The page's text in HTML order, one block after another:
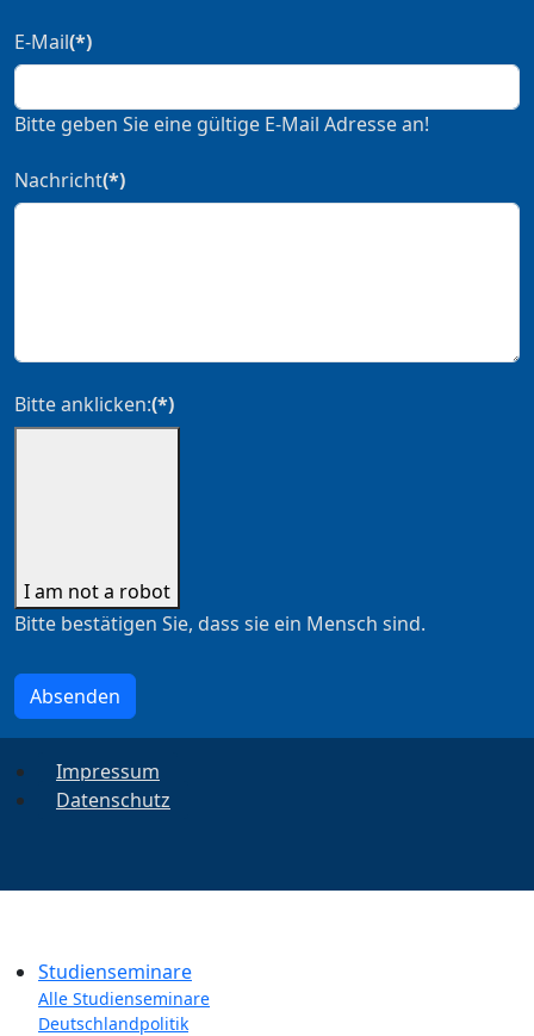
E-Mail(*)
Bitte geben Sie eine gültige E-Mail Adresse an!
Nachricht(*)
Bitte anklicken:(*)
I am not a robot
Bitte bestätigen Sie, dass sie ein Mensch sind.
Absenden
Impressum
Datenschutz
Studienseminare
Alle Studienseminare
Deutschlandpolitik